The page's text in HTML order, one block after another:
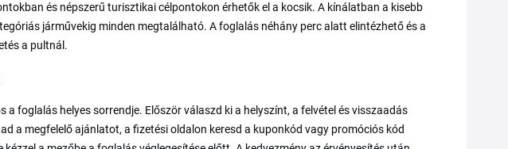
és népszerű turisztikai célpontokon érhetők el a kocsik. A kínálatban a kisebb
járművekig minden megtalálható. A foglalás néhány perc alatt elintézhető és a
a pultnál.
foglalás helyes sorrendje. Először válaszd ki a helyszínt, a felvétel és visszaadás
a megfelelő ajánlatot, a fizetési oldalon keresd a kuponkód vagy promóciós kód